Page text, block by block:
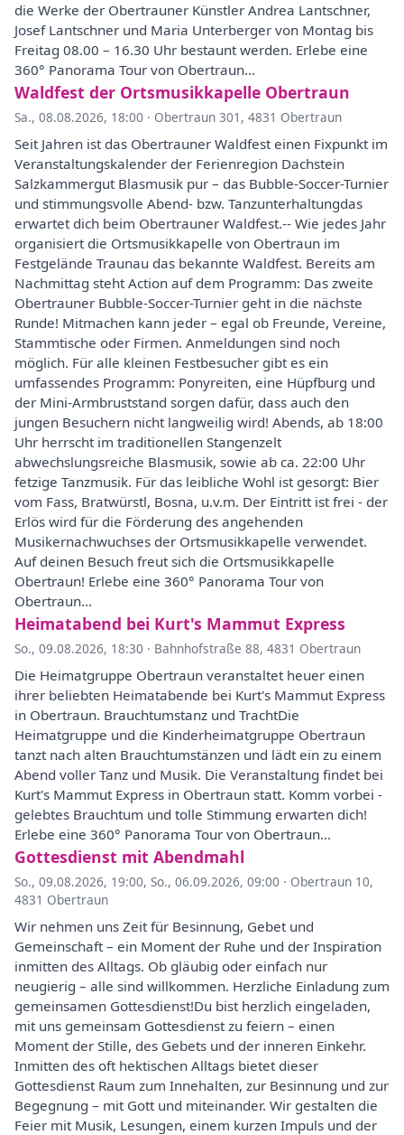
die Werke der Obertrauner Künstler Andrea Lantschner,
Josef Lantschner und Maria Unterberger von Montag bis
Freitag 08.00 – 16.30 Uhr bestaunt werden. Erlebe eine
360° Panorama Tour von Obertraun...
Waldfest der Ortsmusikkapelle Obertraun
Sa., 08.08.2026, 18:00 · Obertraun 301, 4831 Obertraun
Seit Jahren ist das Obertrauner Waldfest einen Fixpunkt im
Veranstaltungskalender der Ferienregion Dachstein
Salzkammergut Blasmusik pur – das Bubble-Soccer-Turnier
und stimmungsvolle Abend- bzw. Tanzunterhaltungdas
erwartet dich beim Obertrauner Waldfest.-- Wie jedes Jahr
organisiert die Ortsmusikkapelle von Obertraun im
Festgelände Traunau das bekannte Waldfest. Bereits am
Nachmittag steht Action auf dem Programm: Das zweite
Obertrauner Bubble-Soccer-Turnier geht in die nächste
Runde! Mitmachen kann jeder – egal ob Freunde, Vereine,
Stammtische oder Firmen. Anmeldungen sind noch
möglich. Für alle kleinen Festbesucher gibt es ein
umfassendes Programm: Ponyreiten, eine Hüpfburg und
der Mini-Armbruststand sorgen dafür, dass auch den
jungen Besuchern nicht langweilig wird! Abends, ab 18:00
Uhr herrscht im traditionellen Stangenzelt
abwechslungsreiche Blasmusik, sowie ab ca. 22:00 Uhr
fetzige Tanzmusik. Für das leibliche Wohl ist gesorgt: Bier
vom Fass, Bratwürstl, Bosna, u.v.m. Der Eintritt ist frei - der
Erlös wird für die Förderung des angehenden
Musikernachwuchses der Ortsmusikkapelle verwendet.
Auf deinen Besuch freut sich die Ortsmusikkapelle
Obertraun! Erlebe eine 360° Panorama Tour von
Obertraun...
Heimatabend bei Kurt's Mammut Express
So., 09.08.2026, 18:30 · Bahnhofstraße 88, 4831 Obertraun
Die Heimatgruppe Obertraun veranstaltet heuer einen
ihrer beliebten Heimatabende bei Kurt's Mammut Express
in Obertraun. Brauchtumstanz und TrachtDie
Heimatgruppe und die Kinderheimatgruppe Obertraun
tanzt nach alten Brauchtumstänzen und lädt ein zu einem
Abend voller Tanz und Musik. Die Veranstaltung findet bei
Kurt's Mammut Express in Obertraun statt. Komm vorbei -
gelebtes Brauchtum und tolle Stimmung erwarten dich!
Erlebe eine 360° Panorama Tour von Obertraun...
Gottesdienst mit Abendmahl
So., 09.08.2026, 19:00, So., 06.09.2026, 09:00 · Obertraun 10,
4831 Obertraun
Wir nehmen uns Zeit für Besinnung, Gebet und
Gemeinschaft – ein Moment der Ruhe und der Inspiration
inmitten des Alltags. Ob gläubig oder einfach nur
neugierig – alle sind willkommen. Herzliche Einladung zum
gemeinsamen Gottesdienst!Du bist herzlich eingeladen,
mit uns gemeinsam Gottesdienst zu feiern – einen
Moment der Stille, des Gebets und der inneren Einkehr.
Inmitten des oft hektischen Alltags bietet dieser
Gottesdienst Raum zum Innehalten, zur Besinnung und zur
Begegnung – mit Gott und miteinander. Wir gestalten die
Feier mit Musik, Lesungen, einem kurzen Impuls und der